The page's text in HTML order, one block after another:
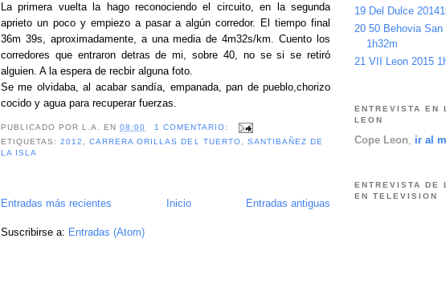
La primera vuelta la hago reconociendo el circuito, en la segunda
aprieto un poco y empiezo a pasar a algún corredor. El tiempo final
36m 39s, aproximadamente, a una media de 4m32s/km. Cuento los
corredores que entraron detras de mi, sobre 40, no se si se retiró
alguien. A la espera de recbir alguna foto.
Se me olvidaba, al acabar sandía, empanada, pan de pueblo,chorizo
cocido y agua para recuperar fuerzas.
PUBLICADO PORL.A. EN08:00
1 COMENTARIO:
ETIQUETAS:2012 ,CARRERA ORILLAS DEL TUERTO
SANTIBAÑEZ DE
LA ISLA
Entradas más recientes Entradas antiguas
Inicio
Suscribirse a: Entradas (Atom)
19 Del Dulce
20 50 Behovia
1h32m
21 VII Leon 2015
ENTREVISTA EN
LEON
Cope Leon ir al
ENTREVISTA DE
EN TELEVISION